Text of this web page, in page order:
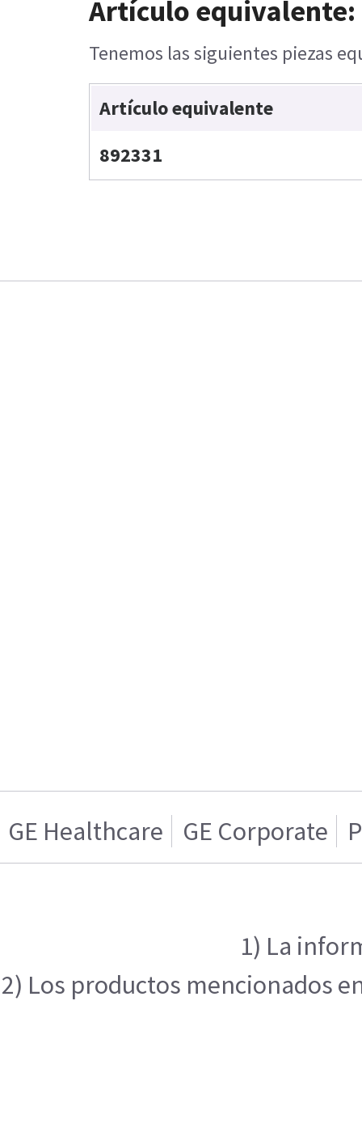
Artículo equivalente:
Tenemos las siguientes piezas
Artículo equivalente
892331
GE Healthcare GE Corporate
1) La
2) Los productos mencionados